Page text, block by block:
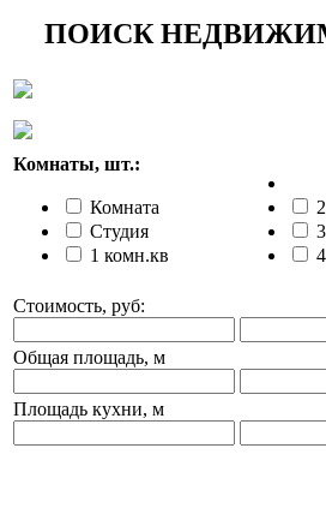
ПОИСК
Комнаты, шт.:
Комната
Студия
1 комн.кв
Стоимость, руб:
Общая площадь, м
Площадь кухни, м